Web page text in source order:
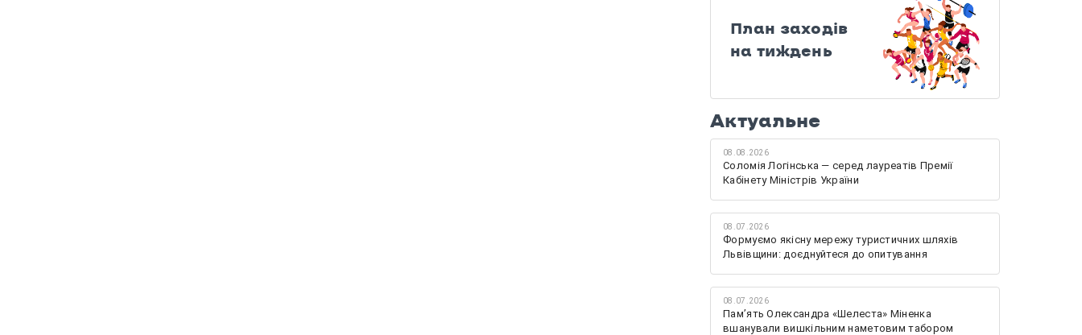
План заходів
на тиждень
Актуальне
08.08.2026
Соломія Логінська — серед лауреатів Премії
Кабінету Міністрів України
08.07.2026
Формуємо якісну мережу туристичних шляхів
Львівщини: доєднуйтеся до опитування
08.07.2026
Памʼять Олександра «Шелеста» Міненка
вшанували вишкільним наметовим табором